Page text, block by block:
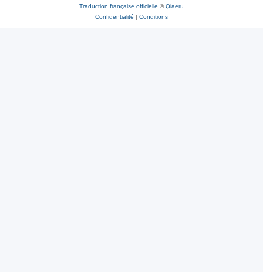
Traduction française officielle ©Qiaeru
Confidentialité | Conditions